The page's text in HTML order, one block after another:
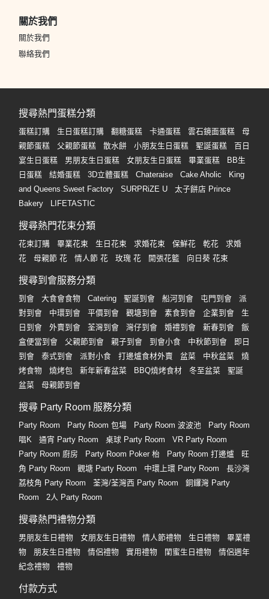
關於我們
關於我們
聯絡我們
搜尋熱門蛋糕分類
蛋糕訂購 生日蛋糕訂購 翻糖蛋糕 卡通蛋糕 雲石鏡面蛋糕
母
親節蛋糕
父親節蛋糕 散水餅 小朋友生日蛋糕 聖誕蛋糕
百日
宴生日蛋糕
男朋友生日蛋糕 女朋友生日蛋糕 畢業蛋糕
BB生
日蛋糕
結婚蛋糕 3D立體蛋糕 Chateraise Cake Aholic
King
and Queens Sweet Factory
SURPRiZE U
太子餅店 Prince
Bakery
LIFETASTIC
搜尋熱門花束分類
花束訂購 畢業花束 生日花束 求婚花束 保鮮花 乾花
求婚
花
母親節 花 情人節 花 玫瑰 花 開張花籃 向日葵 花束
搜尋到會服務分類
到會 大食會食物 Catering 聖誕到會 船河到會 屯門到會
派
對到會
中環到會 平價到會 觀塘到會 素食到會 企業到會
生
日到會
外賣到會 荃灣到會 灣仔到會 婚禮到會 新春到會
飯
盒便當到會
父親節到會 親子到會 到會小食 中秋節到會
即日
到會
泰式到會 派對小食 打邊爐食材外賣 盆菜 中秋盆菜
燒
烤食物
燒烤包 新年新春盆菜 BBQ燒烤食材 冬至盆菜
聖誕
盆菜
母親節到會
搜尋 Party Room 服務分類
Party Room Party Room 包場 Party Room 波波池
Party Room
唱K
通宵 Party Room 桌球 Party Room
VR Party Room
Party Room 廚房
Party Room Poker 枱 Party Room 打邊爐
旺
角 Party Room
觀塘 Party Room 中環上環 Party Room
長沙灣
荔枝角 Party Room
荃灣/荃灣西 Party Room
銅鑼灣 Party
Room
2人 Party Room
搜尋熱門禮物分類
男朋友生日禮物 女朋友生日禮物 情人節禮物 生日禮物
畢業禮
物
朋友生日禮物 情侶禮物 實用禮物 閨蜜生日禮物
情侶週年
紀念禮物
禮物
付款方式